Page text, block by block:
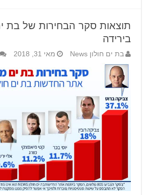
תוצאות סקר הבחירות של בת
בירידה
בת ים חולון News מאי 31, 2018